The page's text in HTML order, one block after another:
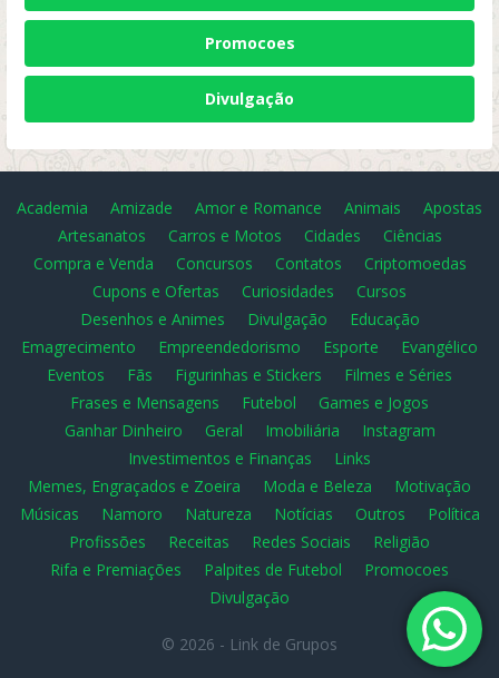
Promocoes
Divulgação
Academia Amizade Amor e Romance Animais
Apostas
Artesanatos
Carros e Motos Cidades
Ciências
Compra e Venda
Concursos Contatos
Criptomoedas
Cupons e Ofertas
Curiosidades
Cursos
Desenhos e Animes
Divulgação
Educação
Emagrecimento
Empreendedorismo Esporte
Evangélico
Eventos
Fãs Figurinhas e Stickers
Filmes e Séries
Frases e Mensagens
Futebol
Games e Jogos
Ganhar Dinheiro
Geral Imobiliária
Instagram
Investimentos e Finanças
Links
Memes, Engraçados e Zoeira
Moda e Beleza
Motivação
Músicas
Namoro Natureza Notícias Outros
Política
Profissões
Receitas Redes Sociais
Religião
Rifa e Premiações
Palpites de Futebol
Promocoes
Divulgação
© 2026 - Link de Grupos